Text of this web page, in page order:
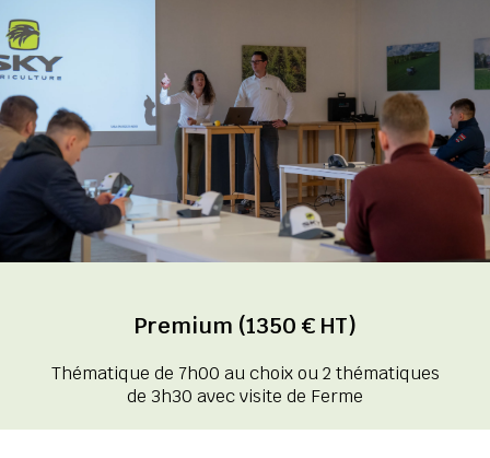
Premium (1350 € HT)
Thématique de 7h00 au choix ou 2 thématiques
de 3h30 avec visite de Ferme